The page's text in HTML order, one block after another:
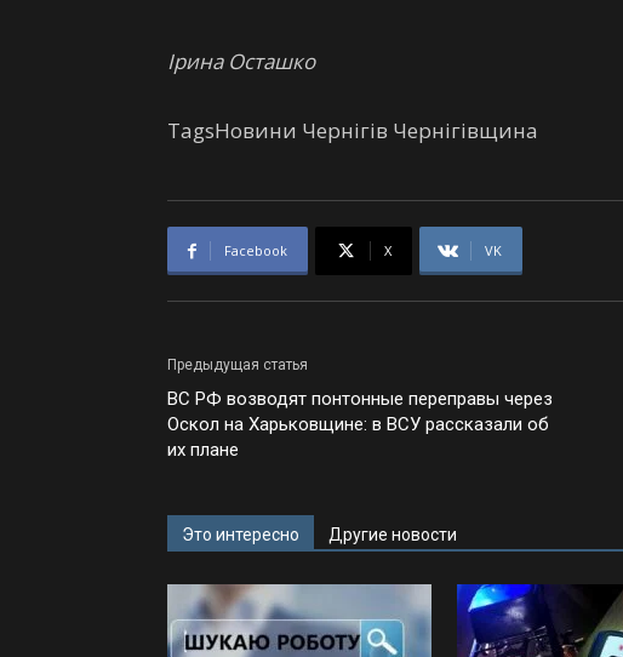
Ірина Осташко
TagsНовини Чернігів Чернігівщина
Facebook X VK
Предыдущая статья
ВС РФ возводят понтонные переправы через
Оскол на Харьковщине: в ВСУ рассказали об
их плане
Это интересно Другие новости